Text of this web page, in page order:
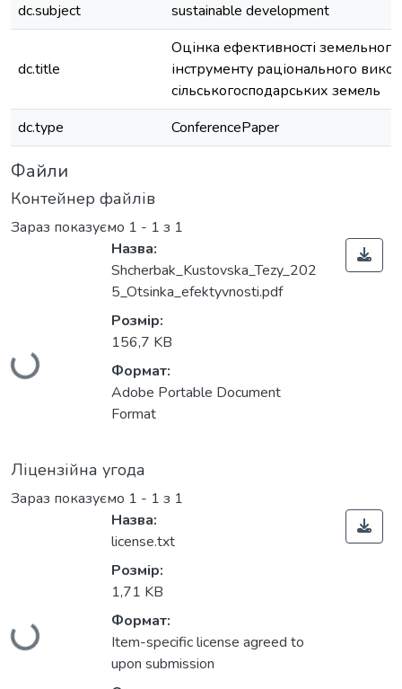
dc.subject
sustainable development
dc.title
Оцінка ефективності земельного
інструменту раціонального
сільськогосподарських земель
dc.type
ConferencePaper
Файли
Контейнер файлів
Зараз показуємо 1 - 1 з 1
Вантажиться...
Назва:
Shcherbak_Kustovska_Tezy_202
5_Otsinka_efektyvnosti.pdf
Розмір:
156,7 KB
Формат:
Adobe Portable Document
Format
Ліцензійна угода
Зараз показуємо 1 - 1 з 1
Вантажиться...
Назва:
license.txt
Розмір:
1,71 KB
Формат:
Item-specific license agreed to
upon submission